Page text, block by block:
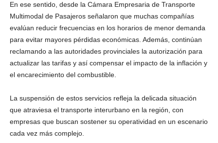
En ese sentido, desde la Cámara Empresaria de Transporte
Multimodal de Pasajeros señalaron que muchas compañías
evalúan reducir frecuencias en los horarios de menor demanda
para evitar mayores pérdidas económicas. Además, continúan
reclamando a las autoridades provinciales la autorización para
actualizar las tarifas y así compensar el impacto de la inflación y
el encarecimiento del combustible.
La suspensión de estos servicios refleja la delicada situación
que atraviesa el transporte interurbano en la región, con
empresas que buscan sostener su operatividad en un escenario
cada vez más complejo.